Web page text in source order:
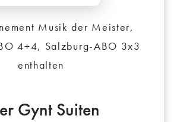
Musik der Meister,
4+4, Salzburg-ABO 3x3
enthalten
Gynt Suiten